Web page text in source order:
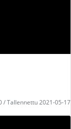
/ Tallennettu 2021-05-17